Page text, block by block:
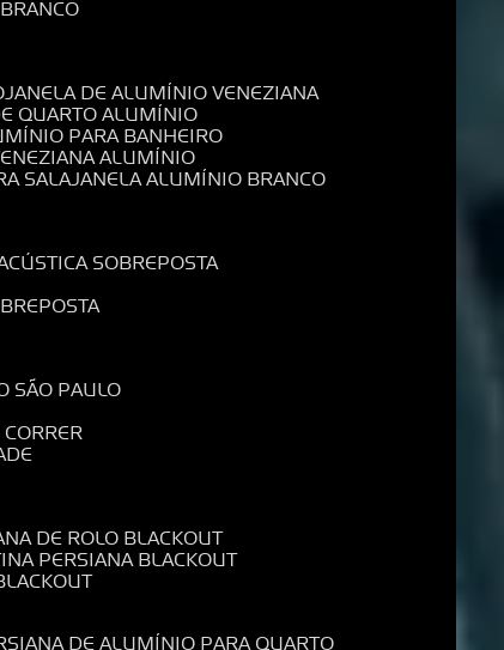
JANELA DE ALUMÍNIO VENEZIANA
QUARTO ALUMÍNIO
PARA BANHEIRO
ALUMÍNIO
SALA JANELA ALUMÍNIO BRANCO
ACÚSTICA SOBREPOSTA
SÃO PAULO
DE ROLO BLACKOUT
PERSIANA BLACKOUT
DE ALUMÍNIO PARA QUARTO